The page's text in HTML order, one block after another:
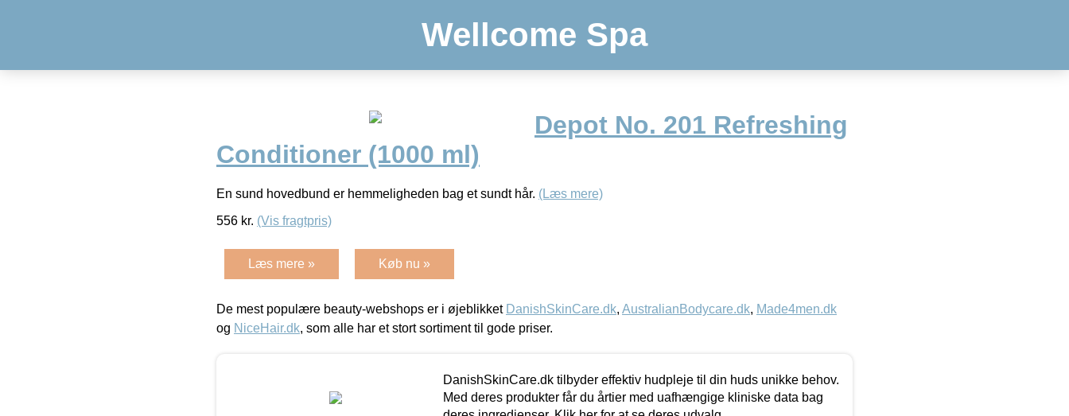
Wellcome Spa
Depot No. 201 Refreshing
Conditioner (1000 ml)
En sund hovedbund er hemmeligheden bag et sundt hår. (Læs mere)
556 kr. (Vis fragtpris)
Læs mere » Køb nu »
De mest populære beauty-webshops er i øjeblikket DanishSkinCare.dk, AustralianBodycare.dk, Made4men.dk
og NiceHair.dk, som alle har et stort sortiment til gode priser.
DanishSkinCare.dk tilbyder effektiv hudpleje til din huds unikke behov.
Med deres produkter får du årtier med uafhængige kliniske data bag